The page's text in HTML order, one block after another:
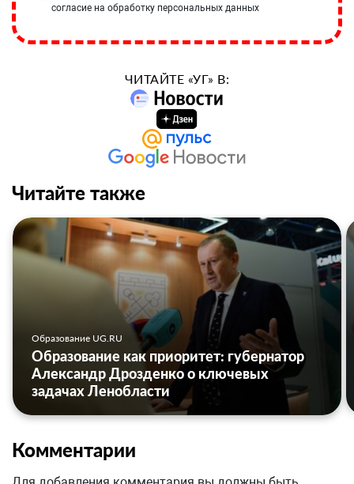
согласие на обработку персональных данных
ЧИТАЙТЕ «УГ» В:
Читайте также
Образование UG.RU
Образование как приоритет: губернатор
Александр Дрозденко о ключевых
задачах Ленобласти
Комментарии